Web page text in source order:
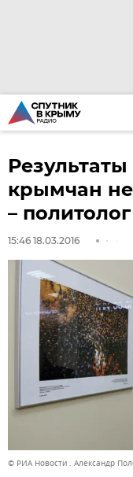
крымчан
– политолог
15:46 18.03.2016
© РИА Новости . Александр